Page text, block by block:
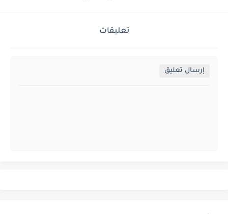
تعليقات
إرسال تعليق